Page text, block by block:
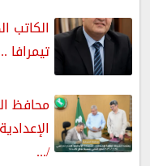
الكاتب
محافظ
/...